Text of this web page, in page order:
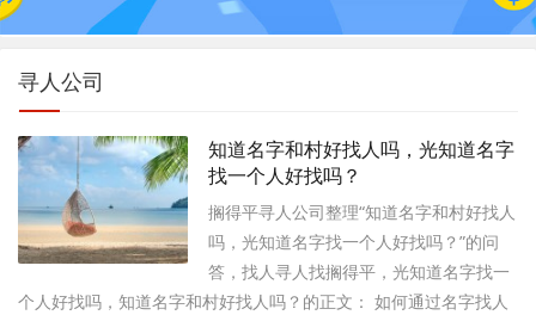
寻人公司
知道名字和村好找人吗，光知道名字
找一个人好找吗？
搁得平寻人公司整理“知道名字和村好找人
吗，光知道名字找一个人好找吗？”的问
答，找人寻人找搁得平，光知道名字找一
个人好找吗，知道名字和村好找人吗？的正文： 如何通过名字找人